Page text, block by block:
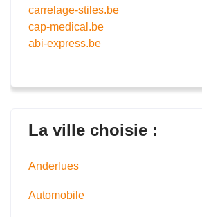
carrelage-stiles.be
cap-medical.be
abi-express.be
La ville choisie :
Anderlues
Automobile